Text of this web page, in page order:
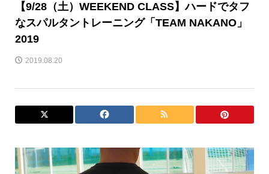
【9/28（土）WEEKEND CLASS】ハードでタフ
なスパルタントレーニング「TEAM NAKANO」
2019
2019.08.20